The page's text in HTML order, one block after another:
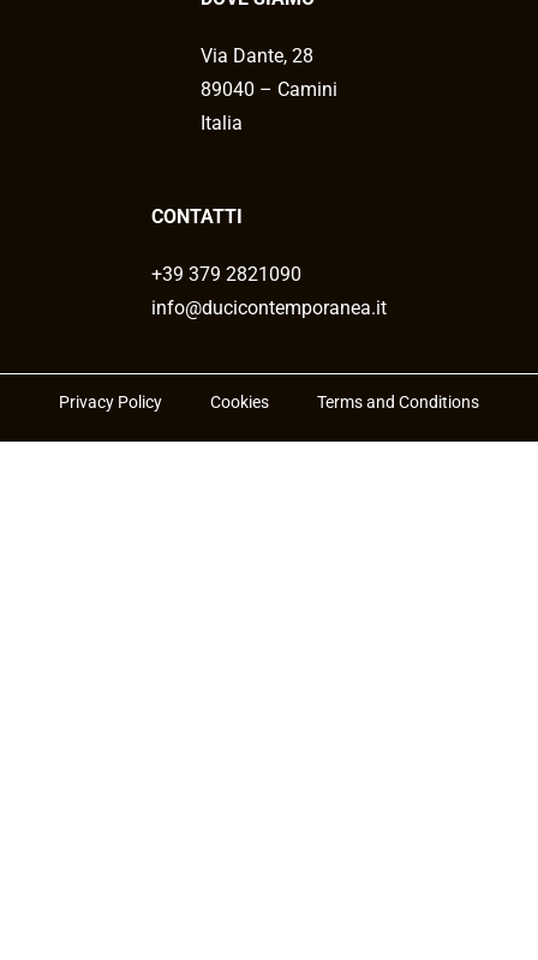
Via Dante, 28
89040 – Camini
Italia
CONTATTI
+39 379 2821090
info@ducicontemporanea.it
Privacy Policy Cookies Terms and Conditions